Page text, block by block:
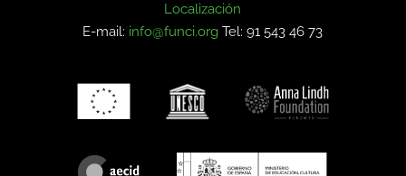
Localización
E-mail: info@funci.org Tel: 91 543 46 73